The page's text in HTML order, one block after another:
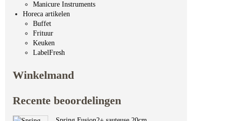
Manicure Instruments
Horeca artikelen
Buffet
Frituur
Keuken
LabelFresh
Winkelmand
Recente beoordelingen